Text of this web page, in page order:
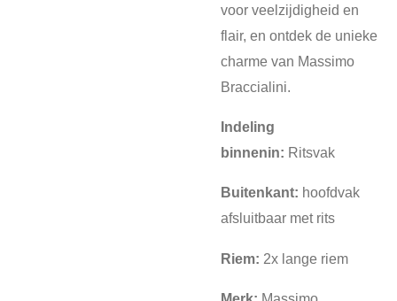
voor veelzijdigheid en
flair, en ontdek de unieke
charme van Massimo
Braccialini.
Indeling
binnenin: Ritsvak
Buitenkant: hoofdvak
afsluitbaar met rits
Riem: 2x lange riem